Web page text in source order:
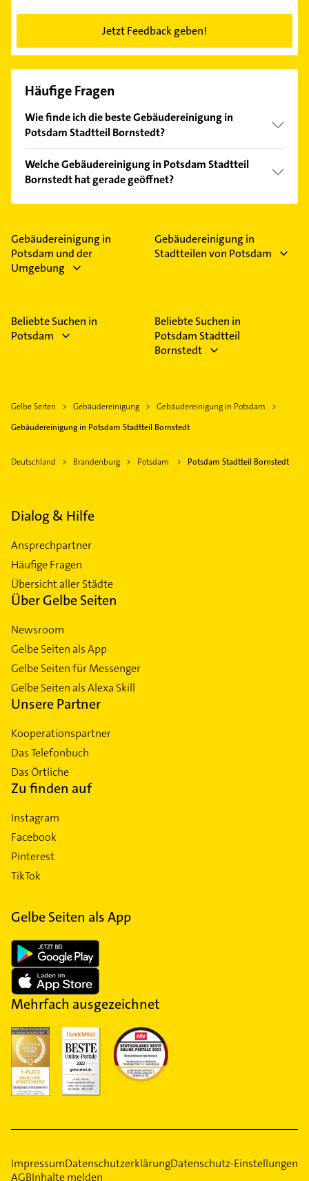
Jetzt Feedback geben!
Häufige Fragen
Wie finde ich die beste Gebäudereinigung in
Potsdam Stadtteil Bornstedt?
Kundenmeinungen und profitieren Sie von den
Empfehlungen. Die Suchergebnisse können Sie sich
einfach nachBewertungensortiert anzeigen lassen.
Welche Gebäudereinigung in Potsdam Stadtteil
Bornstedt hat gerade geöffnet?
Im Anbieter-Bereich finden Sie alleÖffnungszeiten.
Feiertagen abweichen können.
Gebäudereinigung in
Potsdam und der
Umgebung
Gebäudereinigung in
Stadtteilen von Potsdam
Beliebte Suchen in
Potsdam
Beliebte Suchen in
Potsdam Stadtteil
Bornstedt
Gelbe Seiten Gebäudereinigung
Gebäudereinigung in Potsdam
Gebäudereinigung in Potsdam Stadtteil Bornstedt
Deutschland Brandenburg Potsdam Potsdam Stadtteil Bornstedt
Dialog & Hilfe
Ansprechpartner
Häufige Fragen
Übersicht aller Städte
Über Gelbe Seiten
Newsroom
Gelbe Seiten als App
Gelbe Seiten für Messenger
Gelbe Seiten als Alexa Skill
Unsere Partner
Kooperationspartner
Das Telefonbuch
Das Örtliche
Zu finden auf
Instagram
Facebook
Pinterest
TikTok
Gelbe Seiten als App
Mehrfach ausgezeichnet
ImpressumDatenschutzerklärungDatenschutz-Einstellungen
AGBInhalte melden